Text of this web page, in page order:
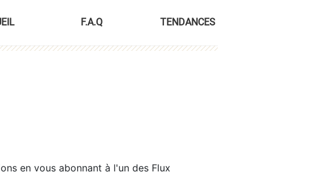
F.A.Q TENDANCES
en vous abonnant à l'un des Flux